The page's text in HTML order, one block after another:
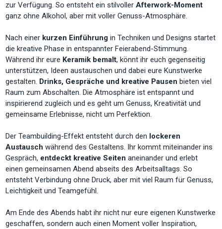
zur Verfügung. So entsteht ein stilvoller Afterwork-Moment
ganz ohne Alkohol, aber mit voller Genuss-Atmosphäre.
Nach einer kurzen Einführungin Techniken und Designs startet
die kreative Phase in entspannter Feierabend-Stimmung.
Während ihr eure Keramik bemalt, könnt ihr euch gegenseitig
unterstützen, Ideen austauschen und dabei eure Kunstwerke
gestalten. Drinks, Gespräche und kreative Pausen bieten viel
Raum zum Abschalten. Die Atmosphäre ist entspannt und
inspirierend zugleich und es geht um Genuss, Kreativität und
gemeinsame Erlebnisse, nicht um Perfektion.
Der Teambuilding-Effekt entsteht durch den lockeren
Austausch während des Gestaltens. Ihr kommt miteinander ins
Gespräch, entdeckt kreative Seiten aneinander und erlebt
einen gemeinsamen Abend abseits des Arbeitsalltags. So
entsteht Verbindung ohne Druck, aber mit viel Raum für Genuss,
Leichtigkeit und Teamgefühl.
Am Ende des Abends habt ihr nicht nur eure eigenen Kunstwerke
geschaffen, sondern auch einen Moment voller Inspiration,